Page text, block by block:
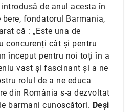
de anul acesta în
fondatorul Barmania,
că : „Este una de
concurenți cât și pentru
început pentru noi toți în a
vast și fascinant și a ne
rolul de a ne educa
din România s-a dezvoltat
barmani cunoscători. Deși